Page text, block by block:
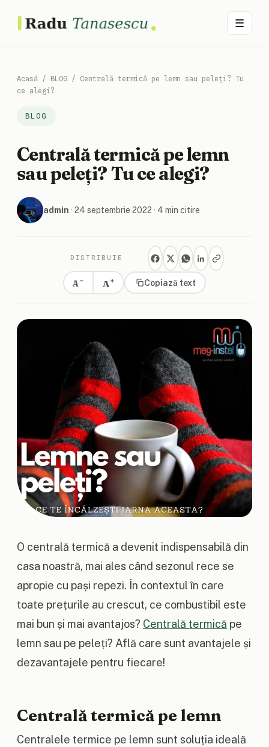
☰
Acasă / BLOG / Centrală termică pe lemn sau peleți? Tu
ce alegi?
BLOG
Centrală termică pe lemn
sau peleți? Tu ce alegi?
admin · 24 septembrie 2022 · 4 min citire
DISTRIBUIE
A − A+ Copiază text
O centrală termică a devenit indispensabilă din
casa noastră, mai ales când sezonul rece se
apropie cu pași repezi. În contextul în care
toate prețurile au crescut, ce combustibil este
mai bun și mai avantajos? Centrală termică pe
lemn sau pe peleți? Află care sunt avantajele și
dezavantajele pentru fiecare!
Centrală termică pe lemn
Centralele termice pe lemn sunt soluția ideală